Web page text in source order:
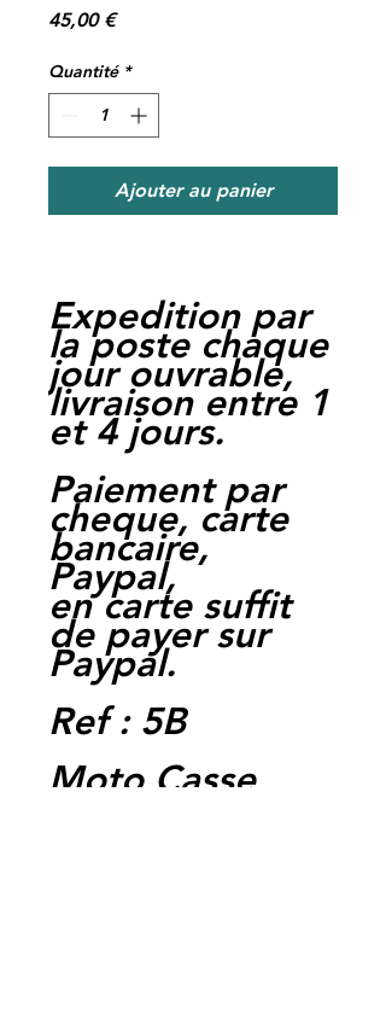
45,00 €Prix
Quantité *
Ajouter au panier
Expedition par
la poste chaque
jour ouvrable,
livraison entre 1
et 4 jours.
Paiement par
cheque, carte
bancaire,
Paypal,
en carte suffit
de payer sur
Paypal.
Ref : 5B
Moto Casse